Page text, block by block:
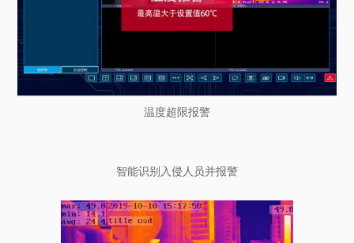
温度超限报警
智能识别入侵人员并报警